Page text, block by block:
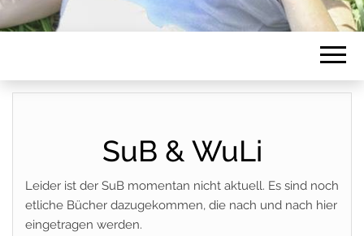
SuB & WuLi
Leider ist der SuB momentan nicht aktuell. Es sind noch
etliche Bücher dazugekommen, die nach und nach hier
eingetragen werden.